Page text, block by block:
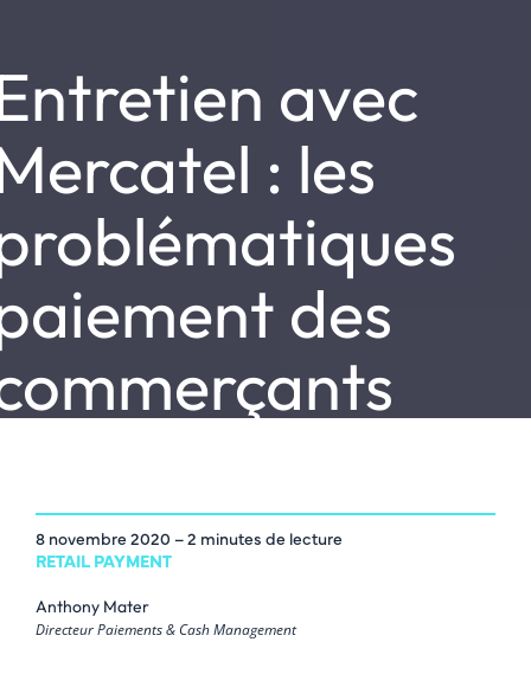
avec
: les
des
8 novembre 2020 – 2 minutes de lecture
RETAIL PAYMENT
Anthony Mater
Directeur Paiements & Cash Management